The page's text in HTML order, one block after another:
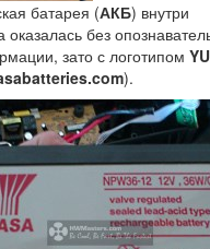
батарея (АКБ) внутри
без
зато с логотипом
).